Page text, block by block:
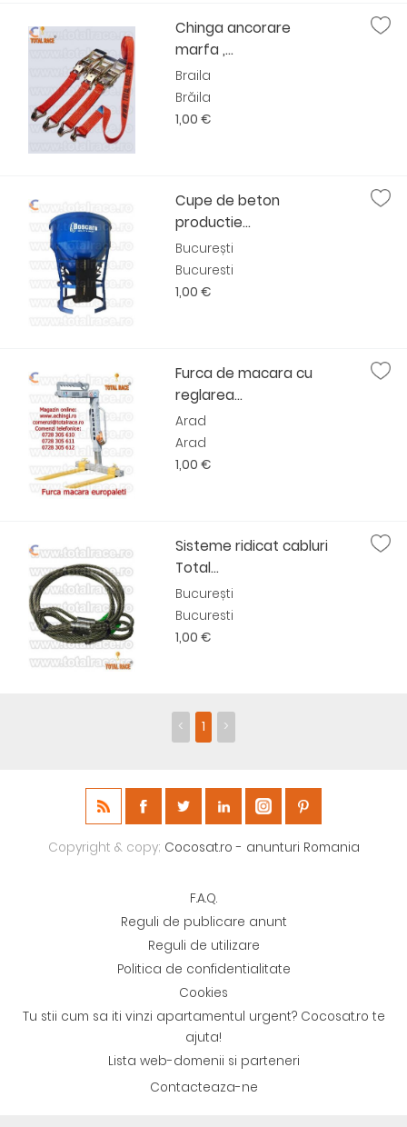
Chinga ancorare
marfa ,...
Braila
Brăila
1,00 €
Cupe de beton
productie...
București
Bucuresti
1,00 €
Furca de macara cu
reglarea...
Arad
Arad
1,00 €
Sisteme ridicat cabluri
Total...
București
Bucuresti
1,00 €
< 1 >
Copyright & copy; Cocosat.ro - anunturi Romania
F.A.Q.
Reguli de publicare anunt
Reguli de utilizare
Politica de confidentialitate
Cookies
Tu stii cum sa iti vinzi apartamentul urgent? Cocosat.ro te
ajuta!
Lista web-domenii si parteneri
Contacteaza-ne